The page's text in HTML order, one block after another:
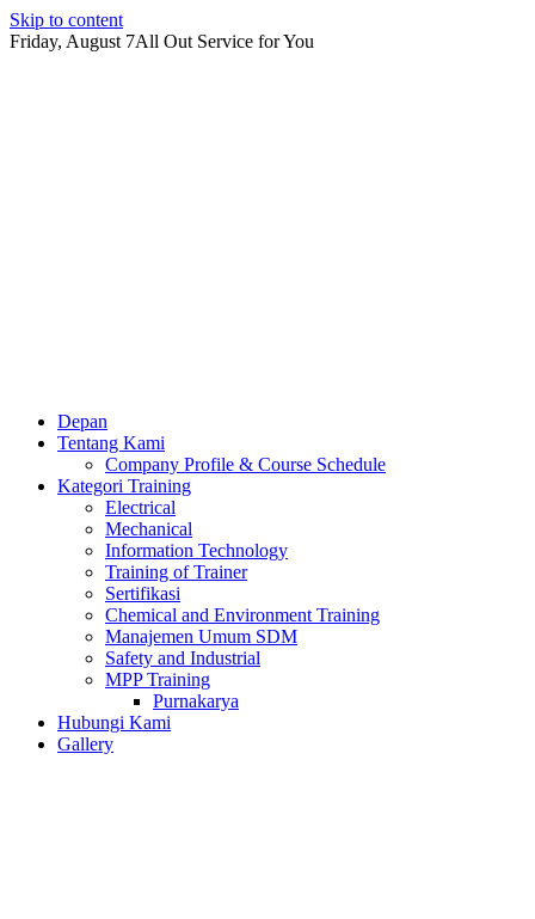
Skip to content
Friday, August 7All Out Service for You
Depan
Tentang Kami
Company Profile & Course Schedule
Kategori Training
Electrical
Mechanical
Information Technology
Training of Trainer
Sertifikasi
Chemical and Environment Training
Manajemen Umum SDM
Safety and Industrial
MPP Training
Purnakarya
Hubungi Kami
Gallery